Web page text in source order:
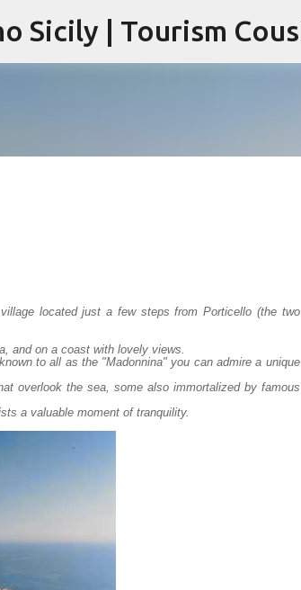
ai contenuti principali
located just a few steps from Porticello (the two
and on a coast with lovely views.
to all as the "Madonnina" you can admire a unique
overlook the sea, some also immortalized by famous
a valuable moment of tranquility.